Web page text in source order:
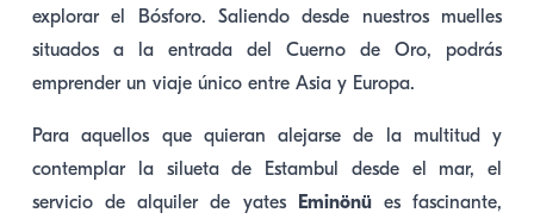
explorar el Bósforo. Saliendo desde nuestros muelles
situados a la entrada del Cuerno de Oro, podrás
emprender un viaje único entre Asia y Europa.
Para aquellos que quieran alejarse de la multitud y
contemplar la silueta de Estambul desde el mar, el
servicio de alquiler de yates
Eminönües fascinante,